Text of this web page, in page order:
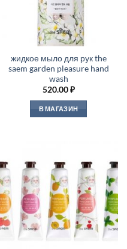
жидкое мыло для рук the
saem garden pleasure hand
wash
520.00₽
В МАГАЗИН